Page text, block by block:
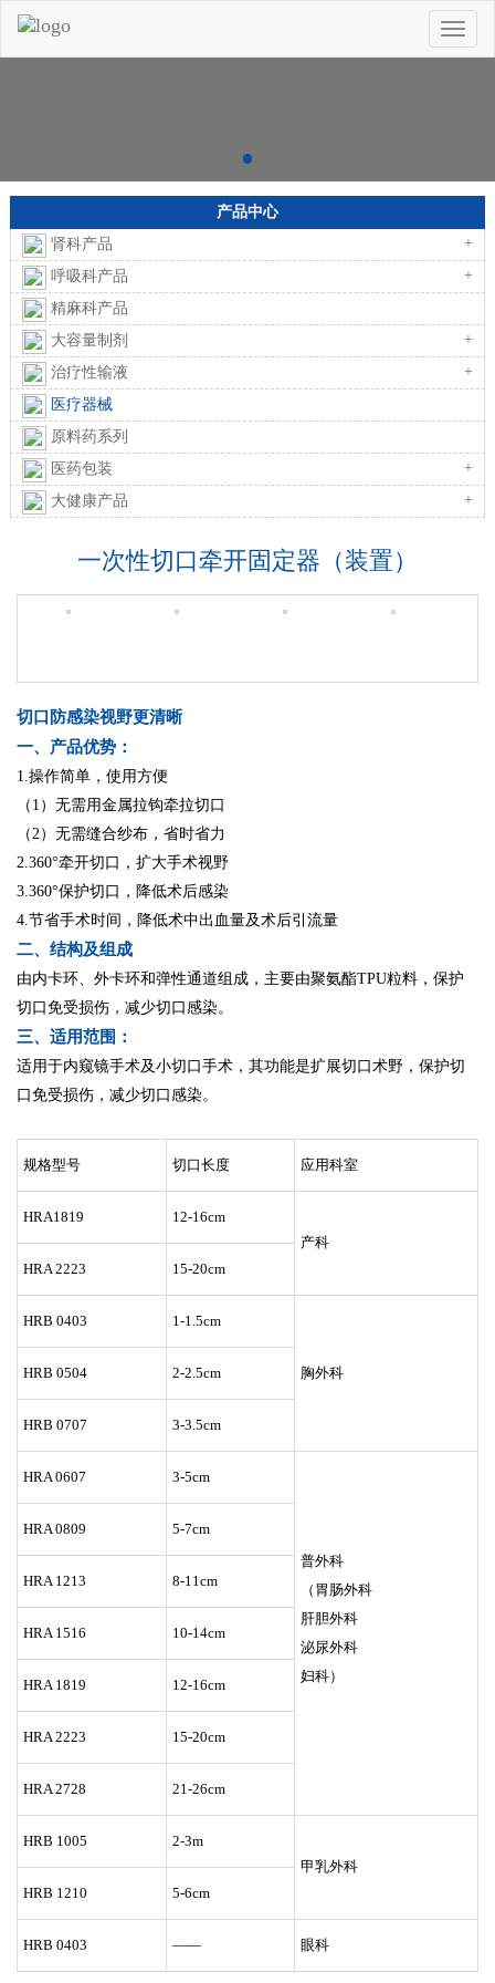
Toggle
产品中心
肾科产品
+
呼吸科产品
+
精麻科产品
大容量制剂
+
治疗性输液
+
医疗器械
原料药系列
医药包装
+
大健康产品
+
一次性切口牵开固定器（装置）
切口防感染视野更清晰
一、产品优势：
1.操作简单，使用方便
（1）无需用金属拉钩牵拉切口
（2）无需缝合纱布，省时省力
2.360°牵开切口，扩大手术视野
3.360°保护切口，降低术后感染
4.节省手术时间，降低术中出血量及术后引流量
二、结构及组成
由内卡环、外卡环和弹性通道组成，主要由聚氨酯TPU粒料，保护
切口免受损伤，减少切口感染。
三、适用范围：
适用于内窥镜手术及小切口手术，其功能是扩展切口术野，保护切
口免受损伤，减少切口感染。
规格型号 切口长度 应用科室
HRA1819
12-16cm
产科
HRA 2223
15-20cm
HRB 0403 1-1.5cm
胸外科
HRB 0504 2-2.5cm
HRB 0707 3-3.5cm
HRA 0607 3-5cm
普外科
（胃肠外科
肝胆外科
泌尿外科
妇科）
HRA 0809 5-7cm
HRA 1213 8-11cm
HRA 1516 10-14cm
HRA 1819 12-16cm
HRA 2223 15-20cm
HRA 2728 21-26cm
HRB 1005
2-3m
甲乳外科
HRB 1210
5-6cm
HRB 0403 —— 眼科